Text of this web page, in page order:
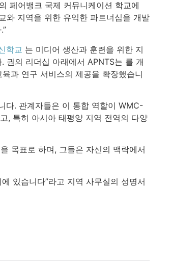
페어뱅크 국제 커뮤니케이션 학교에
와 지역을 위한 유익한 파트너십을 개발
학교 는 미디어 생산과 훈련을 위한 지
권의 리더십 아래에서 APNTS는 를 개
과 연구 서비스의 제공을 확장했습니
다. 관계자들은 이 통합 역할이 WMC-
, 특히 아시아 태평양 지역 전역의 다양
목표로 하며, 그들은 자신의 맥락에서
있습니다”라고 지역 사무실의 성명서